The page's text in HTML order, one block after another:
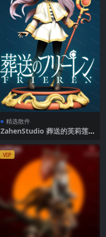
精选散件
ZahenStudio 葬送的芙莉莲
VIP